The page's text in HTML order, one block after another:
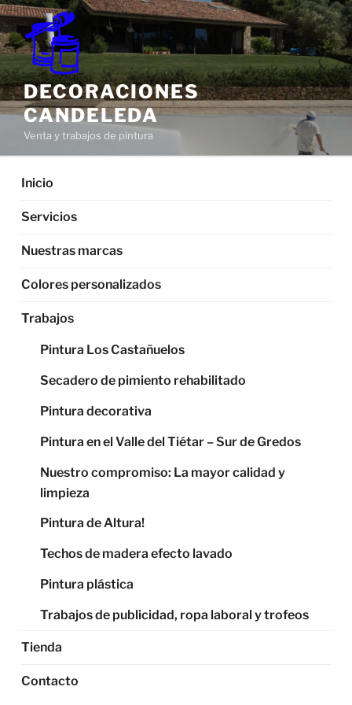
Saltar
al
contenido
DECORACIONES
CANDELEDA
Venta y trabajos de pintura
Inicio
Servicios
Nuestras marcas
Colores personalizados
Trabajos
Pintura Los Castañuelos
Secadero de pimiento rehabilitado
Pintura decorativa
Pintura en el Valle del Tiétar – Sur de Gredos
Nuestro compromiso: La mayor calidad y
limpieza
Pintura de Altura!
Techos de madera efecto lavado
Pintura plástica
Trabajos de publicidad, ropa laboral y trofeos
Tienda
Contacto